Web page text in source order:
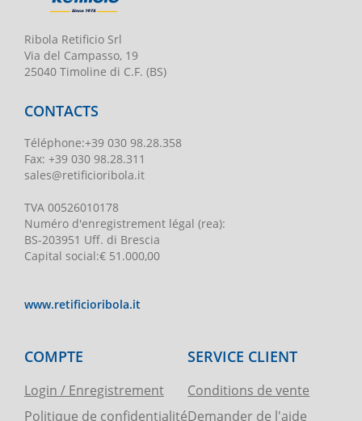
Ribola Retificio Srl
Via del Campasso, 19
25040 Timoline di C.F. (BS)
CONTACTS
Téléphone:+39 030 98.28.358
Fax: +39 030 98.28.311
sales@retificioribola.it
TVA 00526010178
Numéro d'enregistrement légal (rea):
BS-203951 Uff. di Brescia
Capital social:€ 51.000,00
www.retificioribola.it
COMPTE
Login / Enregistrement
Politique de confidentialité
SERVICE CLIENT
Conditions de vente
Demander de l'aide